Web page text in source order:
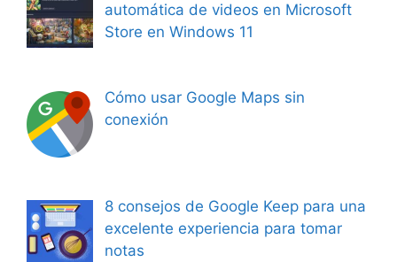
automática de videos en Microsoft
Store en Windows 11
Cómo usar Google Maps sin
conexión
8 consejos de Google Keep para una
excelente experiencia para tomar
notas